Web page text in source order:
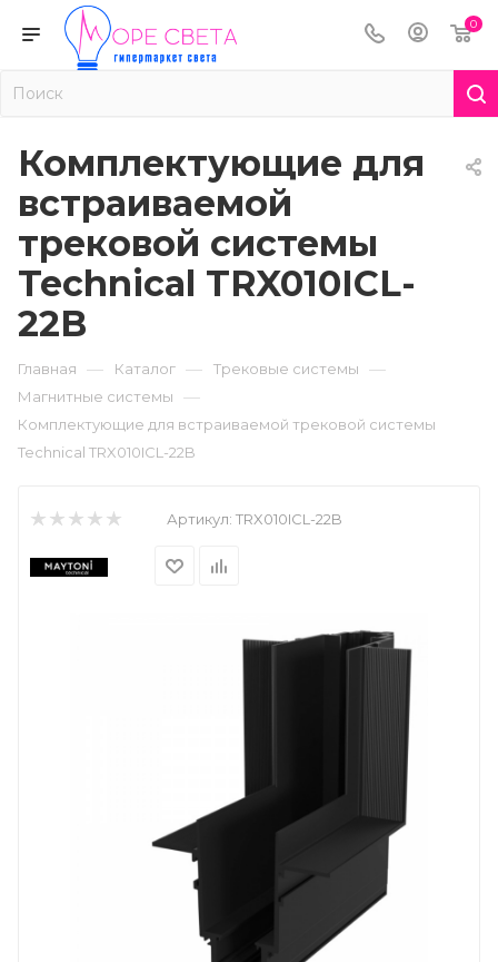
0
Комплектующие для
встраиваемой
трековой системы
Technical TRX010ICL-
22B
Главная — Каталог — Трековые системы —
Магнитные системы —
Комплектующие для встраиваемой трековой системы
Technical TRX010ICL-22B
Артикул: TRX010ICL-22B